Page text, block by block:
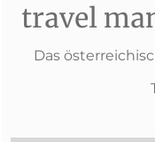
travel
Das